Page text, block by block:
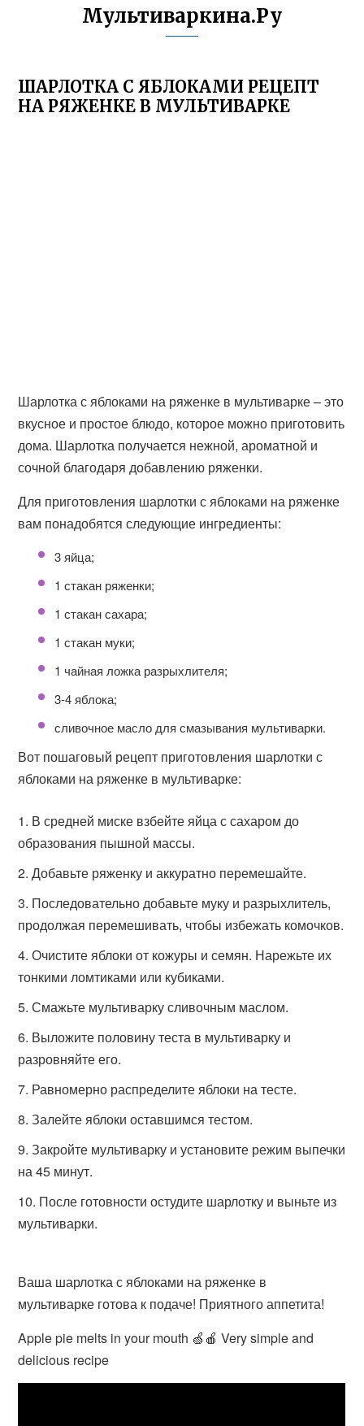
Мультиваркина.Ру
ШАРЛОТКА С ЯБЛОКАМИ РЕЦЕПТ
НА РЯЖЕНКЕ В МУЛЬТИВАРКЕ
Шарлотка с яблоками на ряженке в мультиварке – это
вкусное и простое блюдо, которое можно приготовить
дома. Шарлотка получается нежной, ароматной и
сочной благодаря добавлению ряженки.
Для приготовления шарлотки с яблоками на ряженке
вам понадобятся следующие ингредиенты:
3 яйца;
1 стакан ряженки;
1 стакан сахара;
1 стакан муки;
1 чайная ложка разрыхлителя;
3-4 яблока;
сливочное масло для смазывания мультиварки.
Вот пошаговый рецепт приготовления шарлотки с
яблоками на ряженке в мультиварке:
В средней миске взбейте яйца с сахаром до
образования пышной массы.
Добавьте ряженку и аккуратно перемешайте.
Последовательно добавьте муку и разрыхлитель,
продолжая перемешивать, чтобы избежать комочков.
Очистите яблоки от кожуры и семян. Нарежьте их
тонкими ломтиками или кубиками.
Смажьте мультиварку сливочным маслом.
Выложите половину теста в мультиварку и
разровняйте его.
Равномерно распределите яблоки на тесте.
Залейте яблоки оставшимся тестом.
Закройте мультиварку и установите режим выпечки
на 45 минут.
После готовности остудите шарлотку и выньте из
мультиварки.
Ваша шарлотка с яблоками на ряженке в
мультиварке готова к подаче! Приятного аппетита!
Apple pie melts in your mouth 🍏🍎 Very simple and
delicious recipe